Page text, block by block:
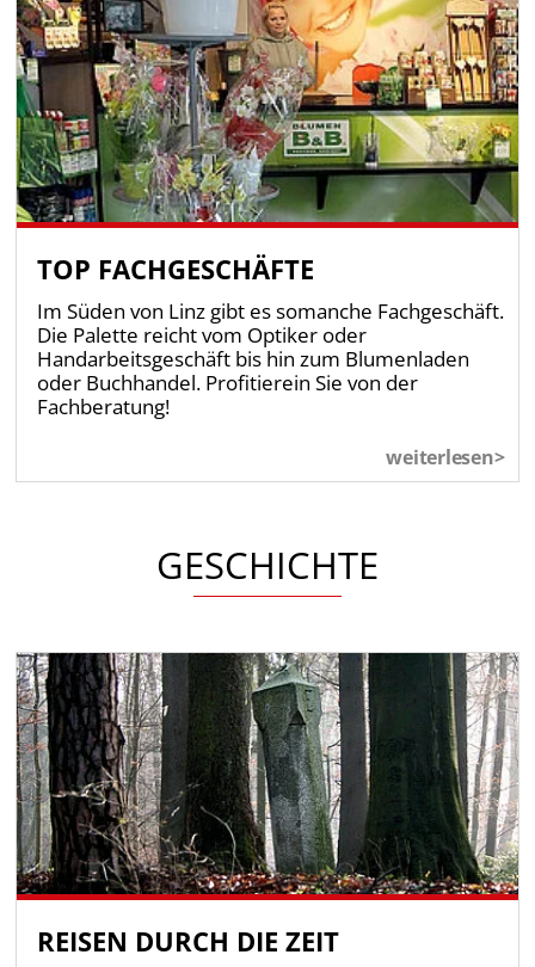
TOP FACHGESCHÄFTE
Im Süden von Linz gibt es somanche Fachgeschäft.
Die Palette reicht vom Optiker oder
Handarbeitsgeschäft bis hin zum Blumenladen
oder Buchhandel. Profitierein Sie von der
Fachberatung!
weiterlesen>
GESCHICHTE
REISEN DURCH DIE ZEIT